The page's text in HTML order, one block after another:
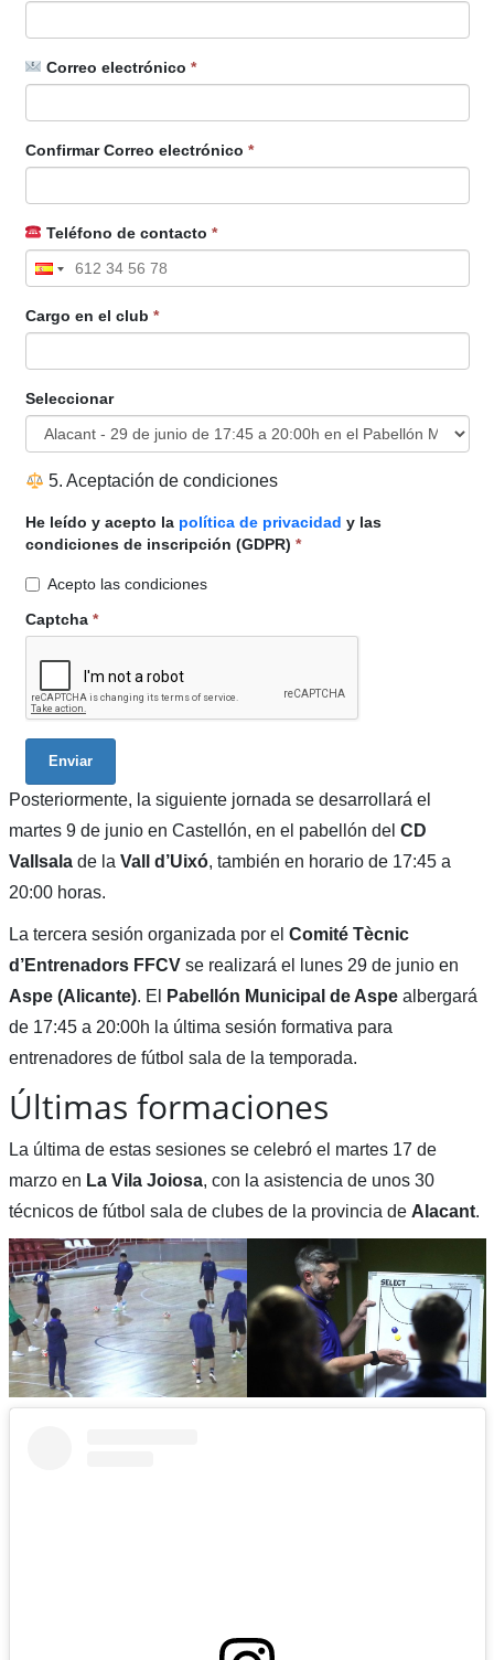
Correo electrónico*
Confirmar Correo electrónico *
Teléfono de contacto*
Cargo en el club *
Seleccionar
5. Aceptación de condiciones
He leído y acepto la política de privacidad y las
condiciones de inscripción (GDPR) *
Acepto las condiciones
Captcha *
Enviar
Posteriormente, la siguiente jornada se desarrollará el
martes 9 de junio en Castellón, en el pabellón del CD
Vallsalade la Vall d’Uixó, también en horario de 17:45 a
20:00 horas.
La tercera sesión organizada por el Comité Tècnic
d’Entrenadors FFCVse realizará el lunes 29 de junio en
Aspe (Alicante). El Pabellón Municipal de Aspealbergará
de 17:45 a 20:00h la última sesión formativa para
entrenadores de fútbol sala de la temporada.
Últimas formaciones
La última de estas sesiones se celebró el martes 17 de
marzo en La Vila Joiosa, con la asistencia de unos 30
técnicos de fútbol sala de clubes de la provincia de Alacant.